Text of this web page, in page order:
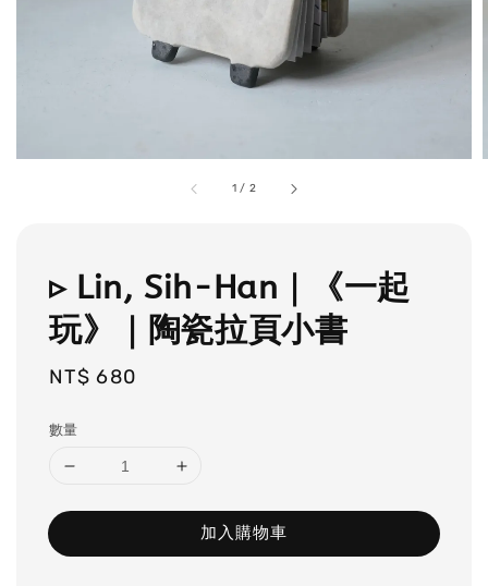
1 / 2
▹ Lin, Sih-Han｜《一起
玩》｜陶瓷拉頁小書
Regular
NT$ 680
數量
加入購物車